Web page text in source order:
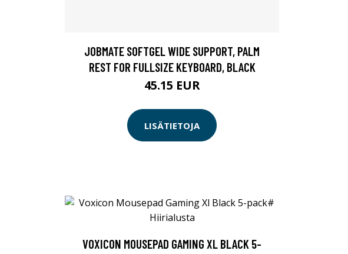
JOBMATE SOFTGEL WIDE SUPPORT, PALM
REST FOR FULLSIZE KEYBOARD, BLACK
45.15 EUR
LISÄTIETOJA
VOXICON MOUSEPAD GAMING XL BLACK 5-